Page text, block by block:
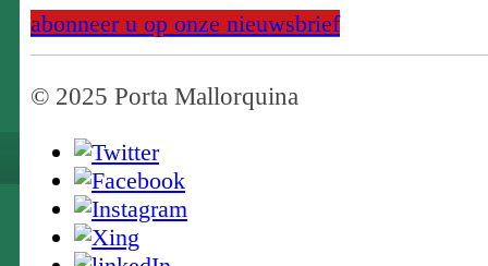
abonneer u op onze nieuwsbrief
© 2025 Porta Mallorquina